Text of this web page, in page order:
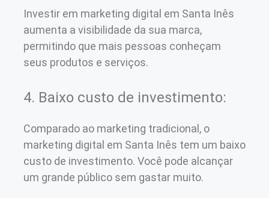
Investir em marketing digital em Santa Inês
aumenta a visibilidade da sua marca,
permitindo que mais pessoas conheçam
seus produtos e serviços.
4. Baixo custo de investimento:
Comparado ao marketing tradicional, o
marketing digital em Santa Inês tem um baixo
custo de investimento. Você pode alcançar
um grande público sem gastar muito.